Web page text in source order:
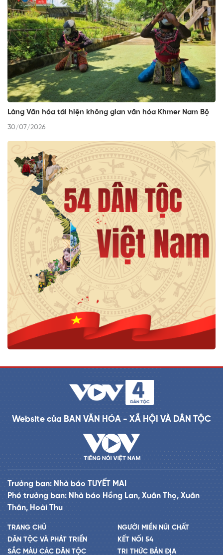
Làng Văn hóa tái hiện không gian văn hóa Khmer Nam Bộ
30/07/2026
Website của BAN VĂN HÓA - XÃ HỘI VÀ DÂN TỘC
Trưởng ban: Nhà báo TUYẾT MAI
Phó trưởng ban: Nhà báo Hồng Lan, Xuân Thọ, Xuân
Thân, Hoài Thu
TRANG CHỦ
DÂN TỘC VÀ PHÁT TRIỂN
SẮC MÀU CÁC DÂN TỘC
NGƯỜI MIỀN NÚI CHẤT
KẾT NỐI 54
TRI THỨC BẢN ĐỊA